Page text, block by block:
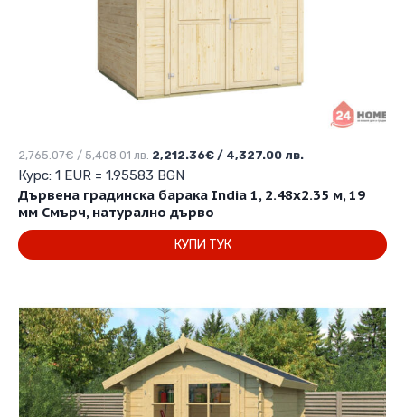
Дървена градинска барака India 1, 2.48х2.35 м, 19
мм Смърч, натурално дърво
2,765.07€/ 5,408.01 лв. Original
price
was:
2,765.07€
/
5,408.01 лв..
2,212.36€ / 4,327.00 лв.Текущата
е:
/
Курс: 1 EUR = 1.95583 BGN
КУПИ ТУК